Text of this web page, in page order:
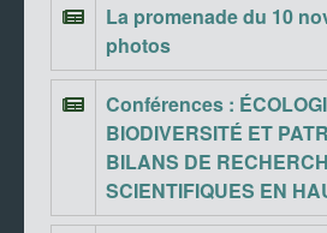
La promenade du 10
photos
Conférences :
BIODIVERSITÉ ET
BILANS DE
SCIENTIFIQUES EN